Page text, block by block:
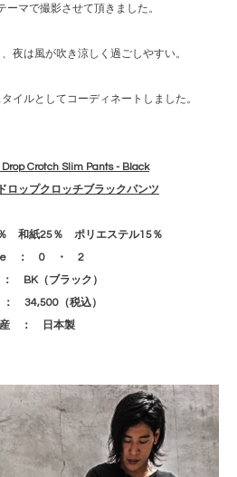
ーマで撮影させて頂きました。
夜は風が吹き涼しく過ごしやすい。
イルとしてコーディネートしました。
Crotch Slim Pants - Black
ロップクロッチブラックパンツ
和紙25％ ポリエステル15％
： 0 ・ 2
BK（ブラック）
34,500（税込）
： 日本製